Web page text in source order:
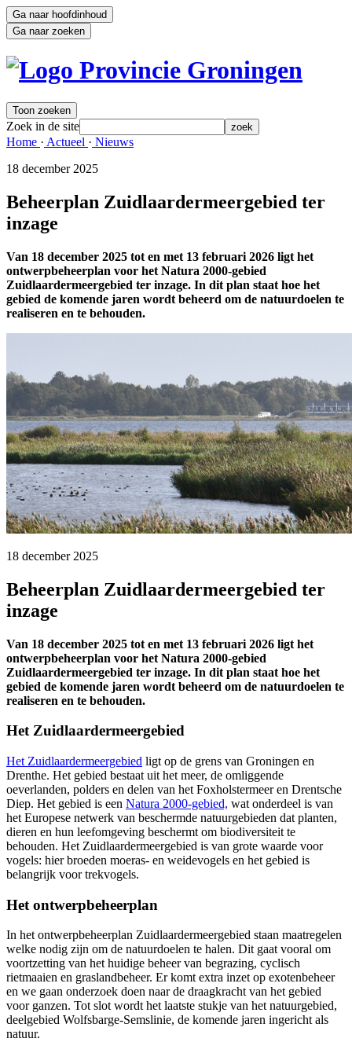
Ga naar hoofdinhoud
Ga naar zoeken
Toon zoeken
Zoek in de site zoek
Home · Actueel · Nieuws
18 december 2025
Beheerplan Zuidlaardermeergebied ter
inzage
Van 18 december 2025 tot en met 13 februari 2026 ligt het
ontwerpbeheerplan voor het Natura 2000-gebied
Zuidlaardermeergebied ter inzage. In dit plan staat hoe het
gebied de komende jaren wordt beheerd om de natuurdoelen te
realiseren en te behouden.
18 december 2025
Beheerplan Zuidlaardermeergebied ter
inzage
Van 18 december 2025 tot en met 13 februari 2026 ligt het
ontwerpbeheerplan voor het Natura 2000-gebied
Zuidlaardermeergebied ter inzage. In dit plan staat hoe het
gebied de komende jaren wordt beheerd om de natuurdoelen te
realiseren en te behouden.
Het Zuidlaardermeergebied
Het Zuidlaardermeergebied ligt op de grens van Groningen en
Drenthe. Het gebied bestaat uit het meer, de omliggende
oeverlanden, polders en delen van het Foxholstermeer en Drentsche
Diep. Het gebied is een Natura 2000-gebied, wat onderdeel is van
het Europese netwerk van beschermde natuurgebieden dat planten,
dieren en hun leefomgeving beschermt om biodiversiteit te
behouden. Het Zuidlaardermeergebied is van grote waarde voor
vogels: hier broeden moeras- en weidevogels en het gebied is
belangrijk voor trekvogels.
Het ontwerpbeheerplan
In het ontwerpbeheerplan Zuidlaardermeergebied staan maatregelen
welke nodig zijn om de natuurdoelen te halen. Dit gaat vooral om
voortzetting van het huidige beheer van begrazing, cyclisch
rietmaaien en graslandbeheer. Er komt extra inzet op exotenbeheer
en we gaan onderzoek doen naar de draagkracht van het gebied
voor ganzen. Tot slot wordt het laatste stukje van het natuurgebied,
deelgebied Wolfsbarge-Semslinie, de komende jaren ingericht als
natuur.